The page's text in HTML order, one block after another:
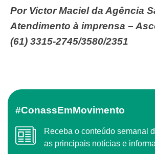
Por Victor Maciel da Agência
Atendimento à imprensa –
(61) 3315-2745/3580/2351
#ConassEmMovimento
Receba o conteúdo semanal do Conass com
as principais notícias e